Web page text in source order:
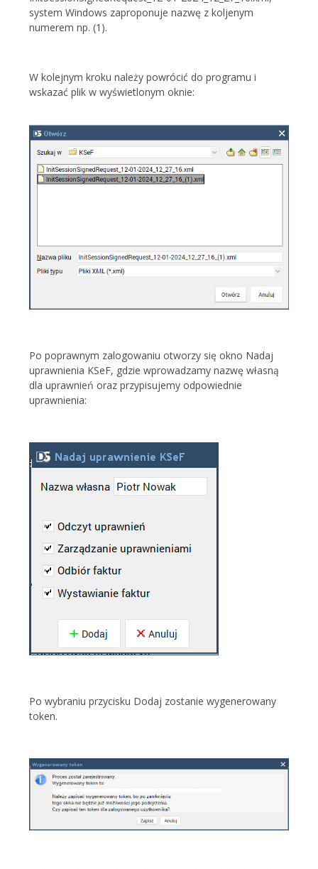
system Windows zaproponuje nazwę z koljenym
numerem np. (1).
W kolejnym kroku należy powrócić do programu i
wskazać plik w wyświetlonym oknie:
Po poprawnym zalogowaniu otworzy się okno Nadaj
uprawnienia KSeF, gdzie wprowadzamy nazwę własną
dla uprawnień oraz przypisujemy odpowiednie
uprawnienia:
Po wybraniu przycisku Dodaj zostanie wygenerowany
token.